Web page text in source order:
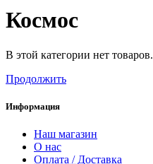
Космос
В этой категории нет товаров.
Продолжить
Информация
Наш магазин
О нас
Оплата / Доставка